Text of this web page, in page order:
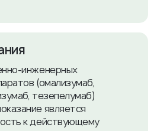
инженерных
(омализумаб,
тезепелумаб)
является
к действующему